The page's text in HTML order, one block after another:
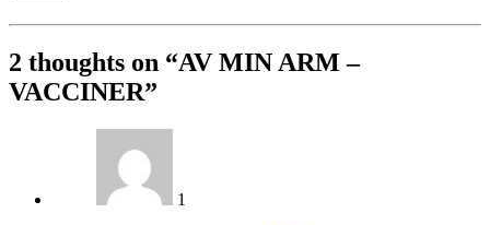
2 thoughts on “AV MIN ARM –
VACCINER”
1